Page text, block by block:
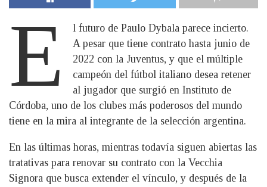
E
l futuro de Paulo Dybala parece incierto.
A pesar que tiene contrato hasta junio de
2022 con la Juventus, y que el múltiple
campeón del fútbol italiano desea retener
al jugador que surgió en Instituto de
Córdoba, uno de los clubes más poderosos del mundo
tiene en la mira al integrante de la selección argentina.
En las últimas horas, mientras todavía siguen abiertas las
tratativas para renovar su contrato con la Vecchia
Signora que busca extender el vínculo, y después de la